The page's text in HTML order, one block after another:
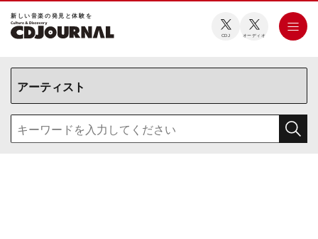
新しい⾳楽の発⾒と体験を
CDJ オーディオ